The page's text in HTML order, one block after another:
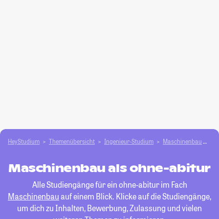
HeyStudium Themenübersicht Ingenieur-Studium Maschinenbau
Maschinenbau als ohne-abitur
Alle Studiengänge für ein ohne-abitur im Fach
Maschinenbauauf einem Blick. Klicke auf die Studiengänge,
um dich zu Inhalten, Bewerbung, Zulassung und vielen